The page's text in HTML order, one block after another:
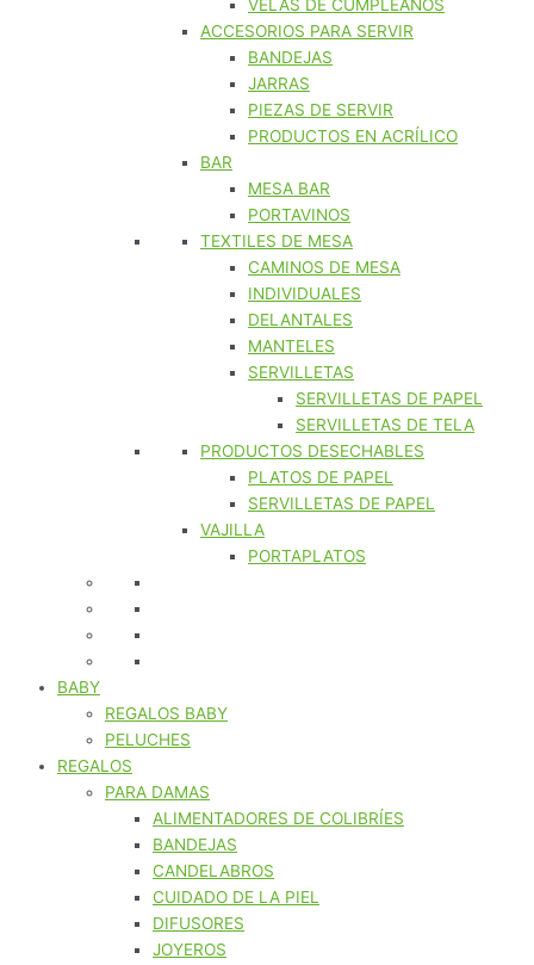
VELAS DE CUMPLEAÑOS
ACCESORIOS PARA SERVIR
BANDEJAS
JARRAS
PIEZAS DE SERVIR
PRODUCTOS EN ACRÍLICO
BAR
MESA BAR
PORTAVINOS
TEXTILES DE MESA
CAMINOS DE MESA
INDIVIDUALES
DELANTALES
MANTELES
SERVILLETAS
SERVILLETAS DE PAPEL
SERVILLETAS DE TELA
PRODUCTOS DESECHABLES
PLATOS DE PAPEL
SERVILLETAS DE PAPEL
VAJILLA
PORTAPLATOS
BABY
REGALOS BABY
PELUCHES
REGALOS
PARA DAMAS
ALIMENTADORES DE COLIBRÍES
BANDEJAS
CANDELABROS
CUIDADO DE LA PIEL
DIFUSORES
JOYEROS